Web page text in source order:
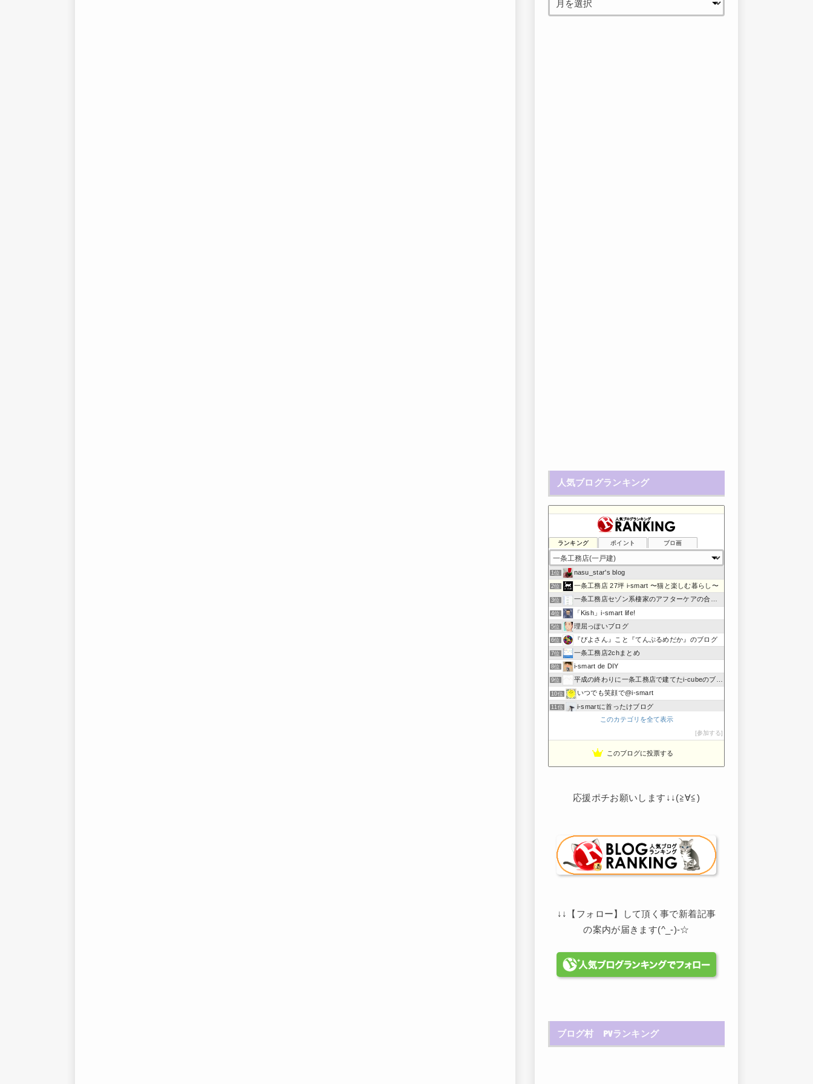
人気ブログランキング
ランキング ポイント ブロ画
1位 nasu_star's blog
2位 一条工務店 27坪 i-smart 〜猫と楽しむ暮らし〜
3位 一条工務店セゾン系棲家のアフターケアの合間に綴るブログ
4位 「Kish」i-smart life!
5位 理屈っぽいブログ
6位 『ぴよさん』こと『てんぷるめだか』のブログ
7位 一条工務店2chまとめ
8位 i-smart de DIY
9位 平成の終わりに一条工務店で建てたi-cubeのブログ
10位 いつでも笑顔で@i-smart
11位 i-smartに首ったけブログ
節約しないエコライフ
このカテゴリを全て表示
参加する
このブログに投票する
応援ポチお願いします↓↓(≧∀≦)
↓↓【フォロー】して頂く事で新着記事
の案内が届きます(^_-)-☆
ブログ村 PVランキング